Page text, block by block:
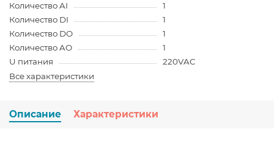
Количество AI
1
Количество DI
1
Количество DO
1
Количество AO
1
U питания
220VAC
Все характеристики
Описание Характеристики